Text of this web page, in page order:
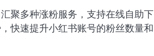
聚多种涨粉服务，支持在线自助下
快速提升小红书账号的粉丝数量和